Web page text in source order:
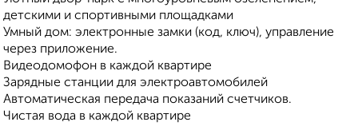
детскими и спортивными площадками
Умный дом: электронные замки (код, ключ), управление
через приложение.
Видеодомофон в каждой квартире
Зарядные станции для электроавтомобилей
Автоматическая передача показаний счетчиков.
Чистая вода в каждой квартире